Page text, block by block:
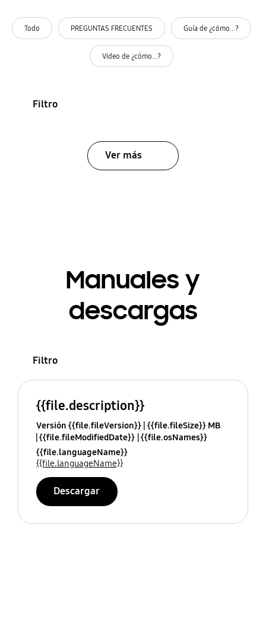
Todo PREGUNTAS FRECUENTES Guía de ¿cómo...?
Video de ¿cómo...?
Filtro
Ver más
Manuales y
descargas
Filtro
{{file.description}}
Versión {{file.fileVersion}} {{file.fileSize}} MB
{{file.fileModifiedDate}} {{file.osNames}}
{{file.languageName}}
{{file.languageName}}
Descargar